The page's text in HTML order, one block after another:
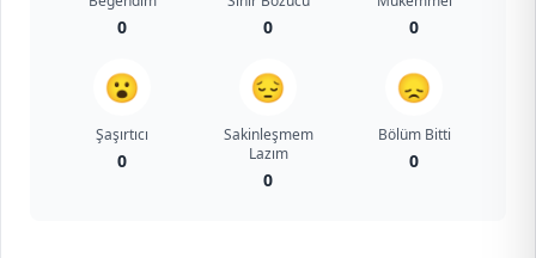
0 0 0
😮
Şaşırtıcı
0
😔
Sakinleşmem
Lazım
0
😞
Bölüm Bitti
0